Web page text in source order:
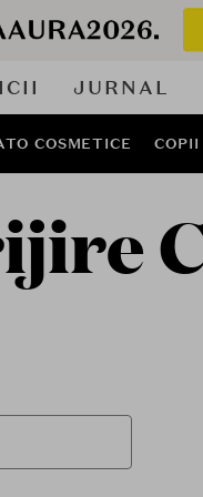
JURNAL
COSMETICE COPII